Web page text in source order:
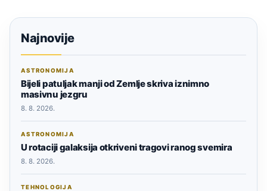
Najnovije
ASTRONOMIJA
Bijeli patuljak manji od Zemlje skriva iznimno
masivnu jezgru
8. 8. 2026.
ASTRONOMIJA
U rotaciji galaksija otkriveni tragovi ranog svemira
8. 8. 2026.
TEHNOLOGIJA